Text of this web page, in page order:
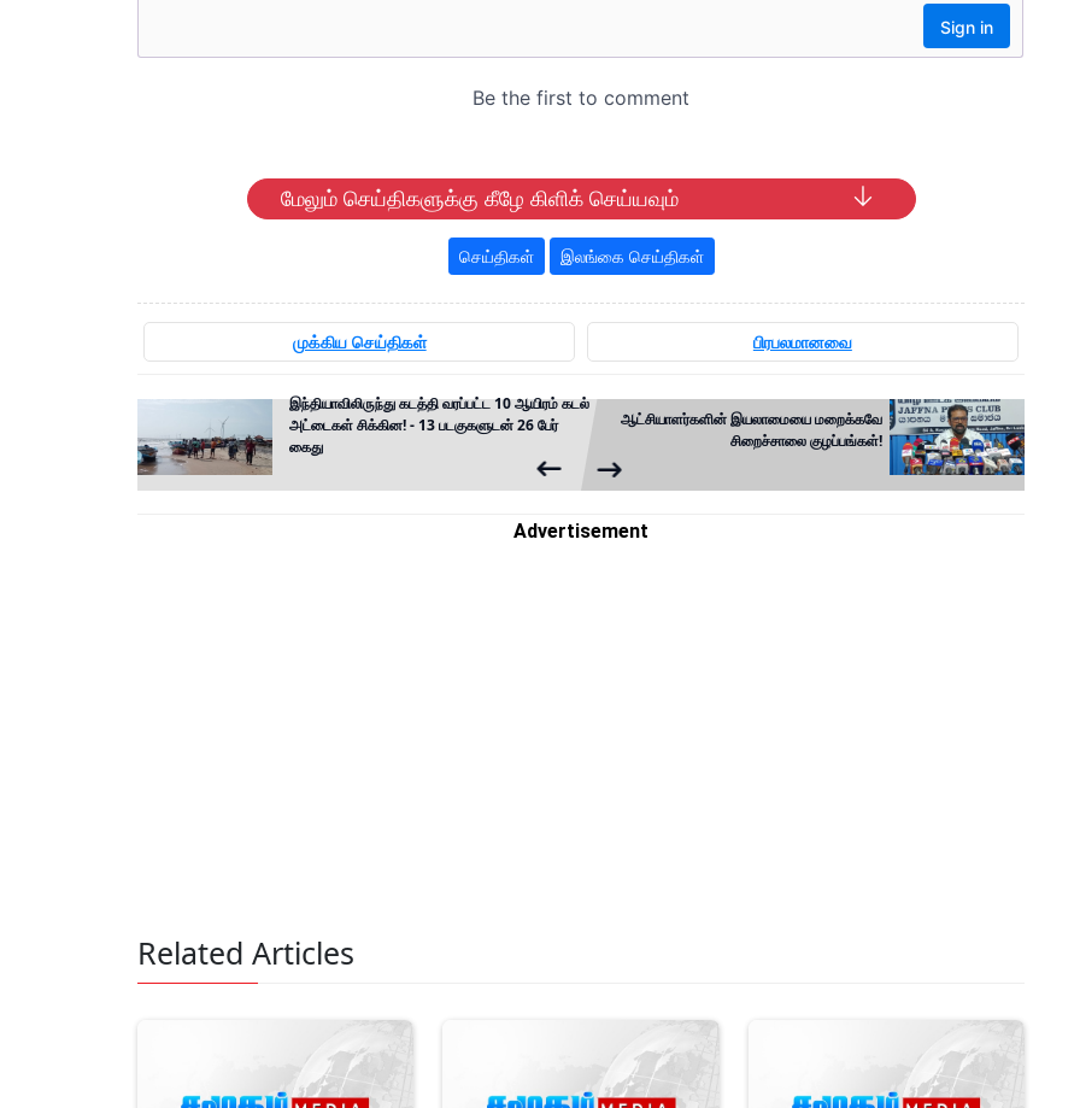
மேலும் செய்திகளுக்கு கீழே கிளிக் செய்யவும்
செய்திகள் இலங்கை செய்திகள்
முக்கிய செய்திகள் பிரபலமானவை
இந்தியாவிலிருந்து கடத்தி வரப்பட்ட 10 ஆயிரம் கடல்
அட்டைகள் சிக்கின! - 13 படகுகளுடன் 26 பேர்
கைது
ஆட்சியாளர்களின் இயலாமையை மறைக்கவே
சிறைச்சாலை குழப்பங்கள்!
Advertisement
Related Articles